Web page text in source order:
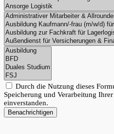
Durch die Nutzung dieses
Speicherung und Verarbeitung
einverstanden.
Benachrichtigen